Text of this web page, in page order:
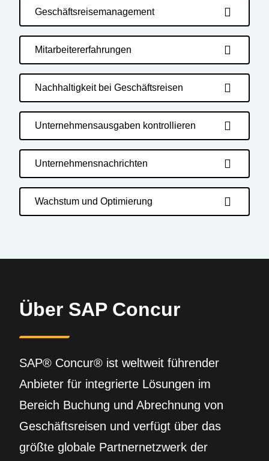
Geschäftsreisemanagement
Mitarbeitererfahrungen
Nachhaltigkeit bei Geschäftsreisen
Unternehmensausgaben kontrollieren
Unternehmensnachrichten
Wachstum und Optimierung
Über SAP Concur
SAP® Concur® ist weltweit führender
Anbieter für integrierte Lösungen im
Bereich Buchung und Abrechnung von
Geschäftsreisen und verfügt über das
größte globale Partnernetzwerk der